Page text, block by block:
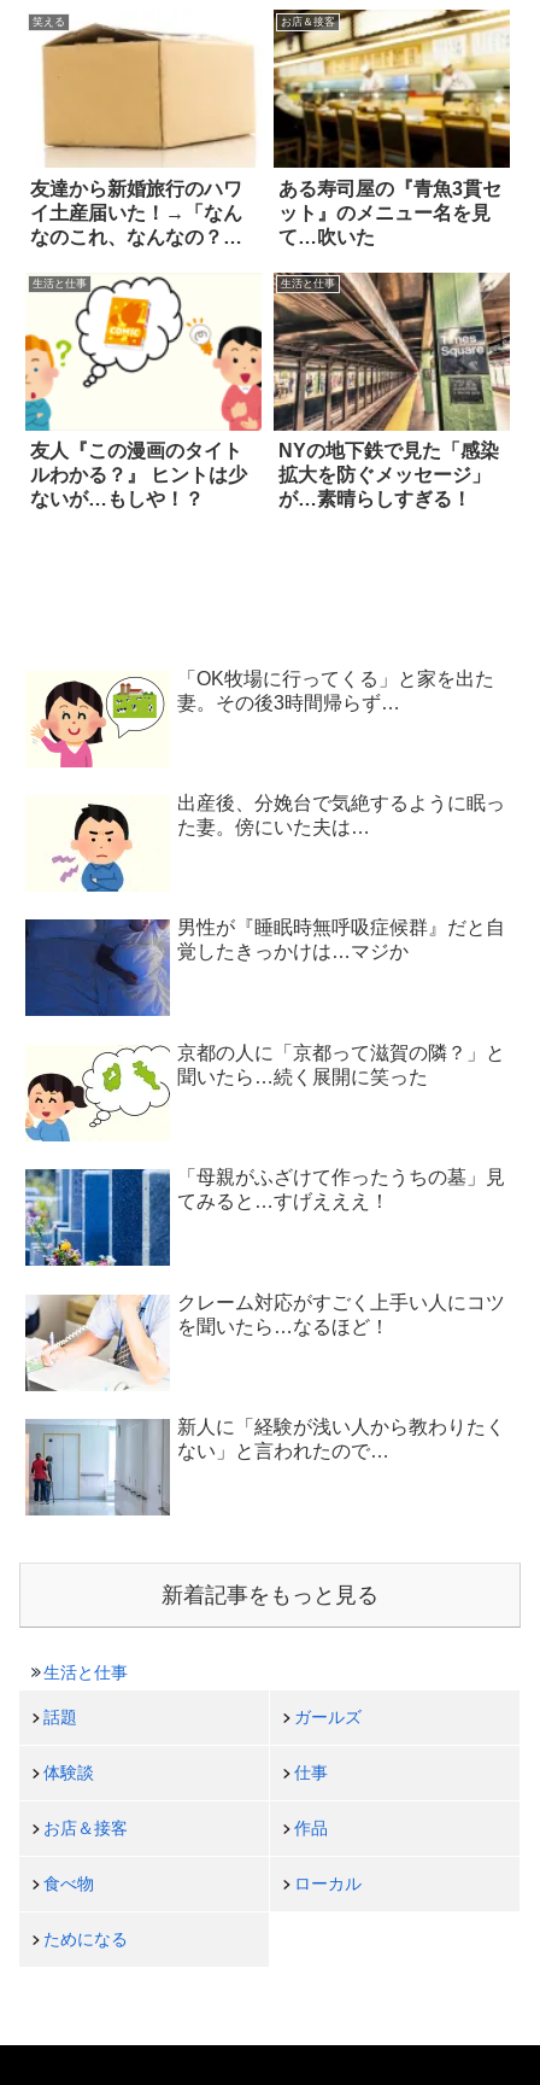
笑える
友達から新婚旅行のハワ
イ土産届いた！→「なん
なのこれ、なんなの？」
お店＆接客
ある寿司屋の『青魚3貫セ
ット』のメニュー名を見
て…吹いた
生活と仕事
友人『この漫画のタイト
ルわかる？』 ヒントは少
ないが…もしや！？
生活と仕事
NYの地下鉄で見た「感染
拡大を防ぐメッセージ」
が…素晴らしすぎる！
「OK牧場に行ってくる」と家を出た
妻。その後3時間帰らず…
出産後、分娩台で気絶するように眠っ
た妻。傍にいた夫は…
男性が『睡眠時無呼吸症候群』だと自
覚したきっかけは…マジか
京都の人に「京都って滋賀の隣？」と
聞いたら…続く展開に笑った
「母親がふざけて作ったうちの墓」見
てみると…すげえええ！
クレーム対応がすごく上手い人にコツ
を聞いたら…なるほど！
新人に「経験が浅い人から教わりたく
ない」と言われたので…
新着記事をもっと見る
生活と仕事
話題 ガールズ
体験談 仕事
お店＆接客 作品
食べ物 ローカル
ためになる